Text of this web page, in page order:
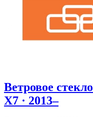
Ветровое стекло
X7 · 2013–